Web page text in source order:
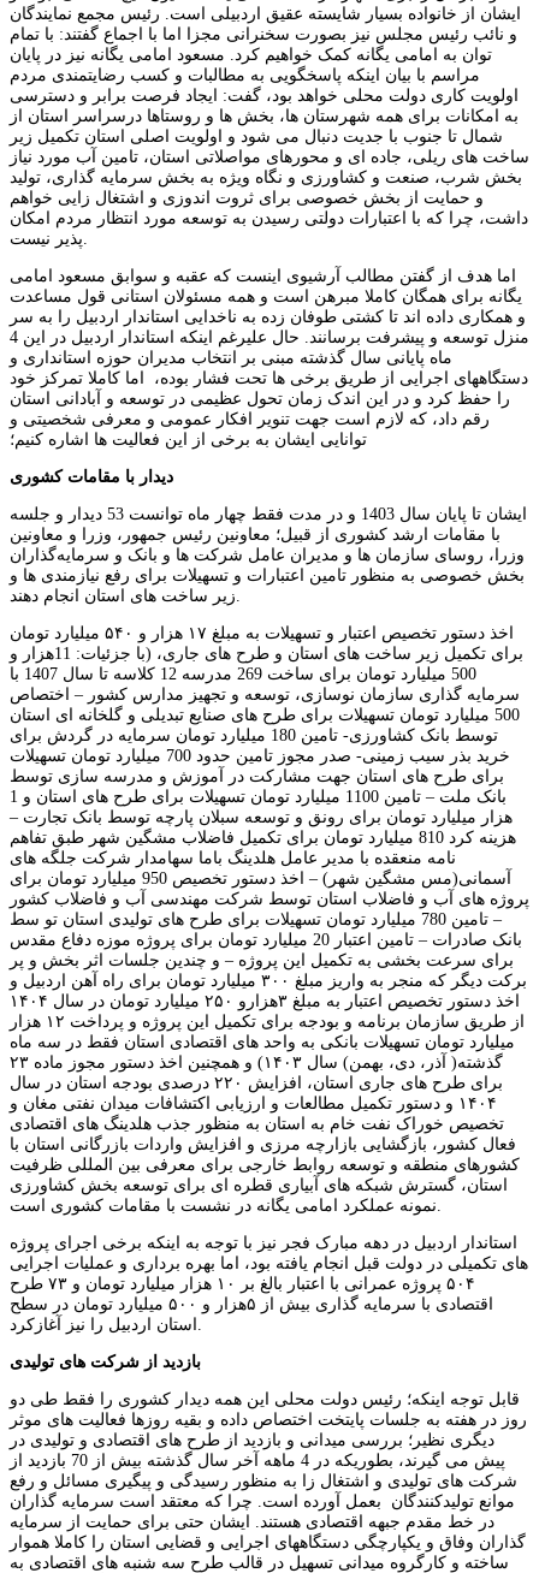
ایشان از خانواده بسیار شایسته عقیق اردبیلی است. رئیس مجمع نمایندگان
و نائب رئیس مجلس نیز بصورت سخنرانی مجزا اما با اجماع گفتند: با تمام
توان به امامی یگانه کمک خواهیم کرد. مسعود امامی یگانه نیز در پایان
مراسم با بیان اینکه پاسخگویی به مطالبات و کسب رضایتمندی مردم
اولویت کاری دولت محلی خواهد بود، گفت: ایجاد فرصت برابر و دسترسی
به امکانات برای همه شهرستان ها، بخش ها و روستاها درسراسر استان از
شمال تا جنوب با جدیت دنبال می شود و اولویت اصلی استان تکمیل زیر
ساخت های ریلی، جاده ای و محورهای مواصلاتی استان، تامین آب مورد نیاز
بخش شرب، صنعت و کشاورزی و نگاه ویژه به بخش سرمایه گذاری، تولید
و حمایت از بخش خصوصی برای ثروت اندوزی و اشتغال زایی خواهم
داشت، چرا که با اعتبارات دولتی رسیدن به توسعه مورد انتظار مردم امکان
اما هدف از گفتن مطالب آرشیوی اینست که عقبه و سوابق مسعود امامی
یگانه برای همگان کاملا مبرهن است و همه مسئولان استانی قول مساعدت
و همکاری داده اند تا کشتی طوفان زده به ناخدایی استاندار اردبیل را به سر
منزل توسعه و پیشرفت برسانند. حال علیرغم اینکه استاندار اردبیل در این 4
ماه پایانی سال گذشته مبنی بر انتخاب مدیران حوزه استانداری و
دستگاههای اجرایی از طریق برخی ها تحت فشار بوده، اما کاملا تمرکز خود
را حفظ کرد و در این اندک زمان تحول عظیمی در توسعه و آبادانی استان
رقم داد، که لازم است جهت تنویر افکار عمومی و معرفی شخصیتی و
توانایی ایشان به برخی از این فعالیت ها اشاره کنیم؛
دیدار با مقامات کشوری
ایشان تا پایان سال 1403 و در مدت فقط چهار ماه توانست 53 دیدار و جلسه
با مقامات ارشد کشوری از قبیل؛ معاونین رئیس جمهور، وزرا و معاونین
وزرا، روسای سازمان ها و مدیران عامل شرکت ها و بانک و سرمایه‌گذاران
بخش خصوصی به منظور تامین اعتبارات و تسهیلات برای رفع نیازمندی ها و
اخذ دستور تخصیص اعتبار و تسهیلات به مبلغ ۱۷ هزار و ۵۴۰ میلیارد تومان
برای تکمیل زیر ساخت های استان و طرح های جاری، (با جزئیات: 11هزار و
500 میلیارد تومان برای ساخت 269 مدرسه 12 کلاسه تا سال 1407 با
سرمایه گذاری سازمان نوسازی، توسعه و تجهیز مدارس کشور – اختصاص
500 میلیارد تومان تسهیلات برای طرح های صنایع تبدیلی و گلخانه ای استان
توسط بانک کشاورزی- تامین 180 میلیارد تومان سرمایه در گردش برای
خرید بذر سیب زمینی- صدر مجوز تامین حدود 700 میلیارد تومان تسهیلات
برای طرح های استان جهت مشارکت در آموزش و مدرسه سازی توسط
بانک ملت – تامین 1100 میلیارد تومان تسهیلات برای طرح های استان و 1
هزار میلیارد تومان برای رونق و توسعه سبلان پارچه توسط بانک تجارت –
هزینه کرد 810 میلیارد تومان برای تکمیل فاضلاب مشگین شهر طبق تفاهم
نامه منعقده با مدیر عامل هلدینگ باما سهامدار شرکت جلگه های
آسمانی(مس مشگین شهر) – اخذ دستور تخصیص 950 میلیارد تومان برای
پروژه های آب و فاضلاب استان توسط شرکت مهندسی آب و فاضلاب کشور
– تامین 780 میلیارد تومان تسهیلات برای طرح های تولیدی استان تو سط
بانک صادرات – تامین اعتبار 20 میلیارد تومان برای پروژه موزه دفاع مقدس
برای سرعت بخشی به تکمیل این پروژه – و چندین جلسات اثر بخش و پر
برکت دیگر که منجر به واریز مبلغ ۳۰۰ میلیارد تومان برای راه آهن اردبیل و
اخذ دستور تخصیص اعتبار به مبلغ ۳هزارو ۲۵۰ میلیارد تومان در سال ۱۴۰۴
از طریق سازمان برنامه و بودجه برای تکمیل این پروژه و پرداخت ۱۲ هزار
میلیارد تومان تسهیلات بانکی به واحد های اقتصادی استان فقط در سه ماه
گذشته( آذر، دی، بهمن) سال ۱۴۰۳) و همچنین اخذ دستور مجوز ماده ۲۳
برای طرح های جاری استان، افزایش ۲۲۰ درصدی بودجه استان در سال
۱۴۰۴ و دستور تکمیل مطالعات و ارزیابی اکتشافات میدان نفتی مغان و
تخصیص خوراک نفت خام به استان به منظور جذب هلدینگ های اقتصادی
فعال کشور، بازگشایی بازارچه مرزی و افزایش واردات بازرگانی استان با
کشورهای منطقه و توسعه روابط خارجی برای معرفی بین المللی ظرفیت
استان، گسترش شبکه های آبیاری قطره ای برای توسعه بخش کشاورزی
استاندار اردبیل در دهه مبارک فجر نیز با توجه به اینکه برخی اجرای پروژه
های تکمیلی در دولت قبل انجام یافته بود، اما بهره برداری و عملیات اجرایی
۵۰۴ پروژه عمرانی با اعتبار بالغ بر ۱۰ هزار میلیارد تومان و ۷۳ طرح
اقتصادی با سرمایه گذاری بیش از ۵هزار و ۵۰۰ میلیارد تومان در سطح
بازدید از شرکت های تولیدی
قابل توجه اینکه؛ رئیس دولت محلی این همه دیدار کشوری را فقط طی دو
روز در هفته به جلسات پایتخت اختصاص داده و بقیه روزها فعالیت های موثر
دیگری نظیر؛ بررسی میدانی و بازدید از طرح های اقتصادی و تولیدی در
پیش می گیرند، بطوریکه در 4 ماهه آخر سال گذشته بیش از 70 بازدید از
شرکت های تولیدی و اشتغال زا به منظور رسیدگی و پیگیری مسائل و رفع
موانع تولیدکنندگان بعمل آورده است. چرا که معتقد است سرمایه گذاران
در خط مقدم جبهه اقتصادی هستند. ایشان حتی برای حمایت از سرمایه
گذاران وفاق و یکپارچگی دستگاههای اجرایی و قضایی استان را کاملا هموار
ساخته و کارگروه میدانی تسهیل در قالب طرح سه شنبه های اقتصادی به